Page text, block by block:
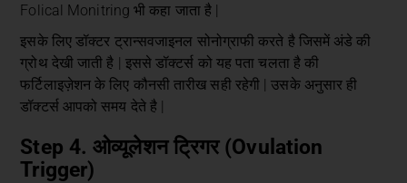
Folical Monitring भी कहा जाता है |
इसके लिए डॉक्टर ट्रान्सवजाइनल सोनोग्राफी करते है जिसमें अंडे की
ग्रोथ देखी जाती है | इससे डॉक्टर्स को यह पता चलता है की
फर्टिलाइज़ेशन के लिए कौनसी तारीख सही रहेगी | उसके अनुसार ही
डॉक्टर्स आपको समय देते है |
Step 4. ओव्यूलेशन ट्रिगर (Ovulation
Trigger)